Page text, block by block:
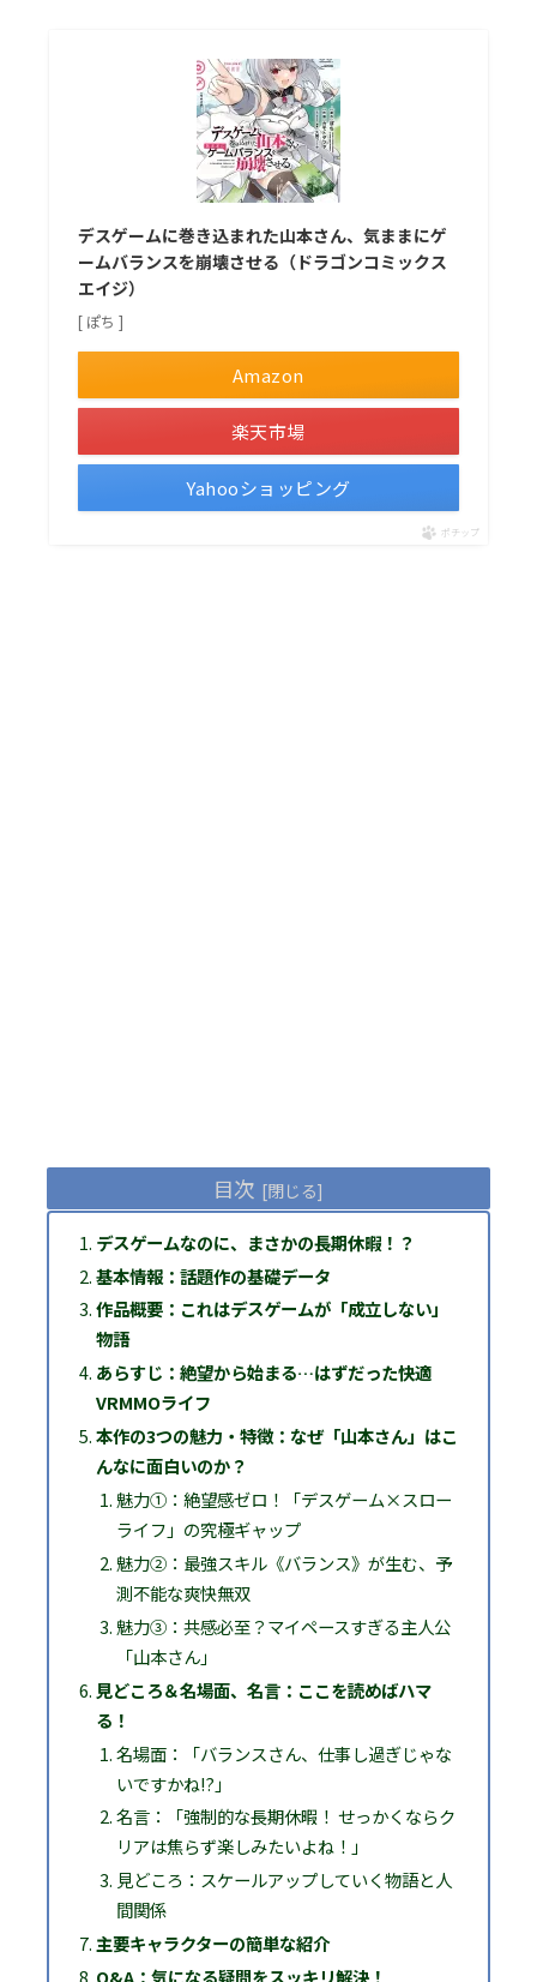
デスゲームに巻き込まれた山本さん、気ままにゲ
ームバランスを崩壊させる（ドラゴンコミックス
エイジ）
[ ぽち ]
Amazon
楽天市場
Yahooショッピング
ポチップ
目次
デスゲームなのに、まさかの長期休暇！？
基本情報：話題作の基礎データ
作品概要：これはデスゲームが「成立しない」
物語
あらすじ：絶望から始まる…はずだった快適
VRMMOライフ
本作の3つの魅力・特徴：なぜ「山本さん」はこ
んなに面白いのか？
魅力①：絶望感ゼロ！「デスゲーム×スロー
ライフ」の究極ギャップ
魅力②：最強スキル《バランス》が生む、予
測不能な爽快無双
魅力③：共感必至？マイペースすぎる主人公
「山本さん」
見どころ＆名場面、名言：ここを読めばハマ
る！
名場面：「バランスさん、仕事し過ぎじゃな
いですかね!?」
名言：「強制的な長期休暇！ せっかくならク
リアは焦らず楽しみたいよね！」
見どころ：スケールアップしていく物語と人
間関係
主要キャラクターの簡単な紹介
Q&A：気になる疑問をスッキリ解決！